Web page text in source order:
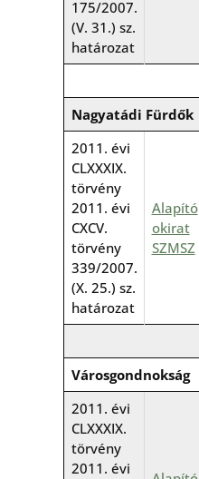
175/2007.
(V. 31.) sz.
határozat
Nagyatádi Fürdők
2011. évi
CLXXXIX.
törvény
2011. évi
CXCV.
törvény
339/2007.
(X. 25.) sz.
határozat
Alapító
okirat
SZMSZ
Városgondnokság
2011. évi
CLXXXIX.
törvény
2011. évi